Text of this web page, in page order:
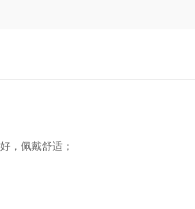
系环密封、呼气阀、吸气阀是否完好，
灰尘或被酸、碱、油及
，佩戴舒适；